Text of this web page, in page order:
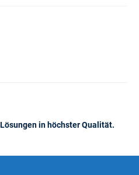
in höchster Qualität.